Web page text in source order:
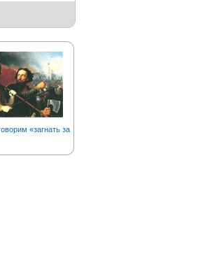
«загнать за